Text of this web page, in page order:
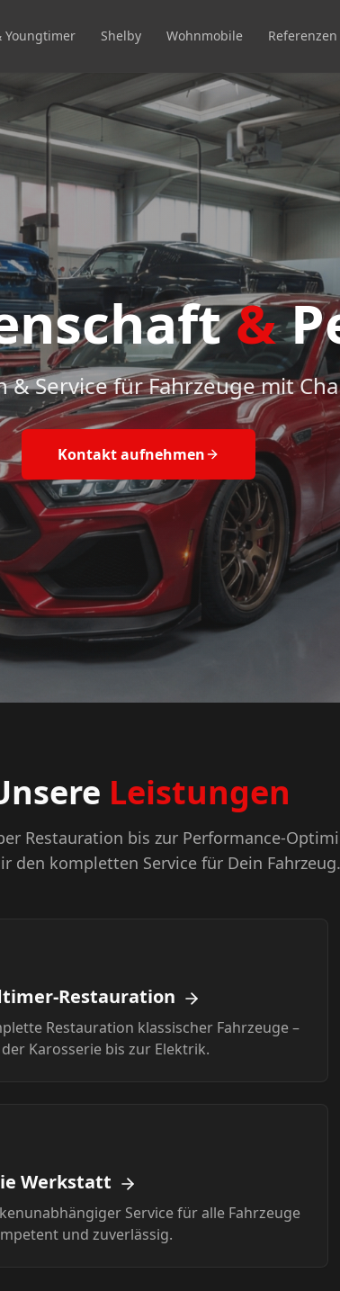
Youngtimer Shelby Wohnmobile Referenzen
&
& Service für Fahrzeuge mit
Kontakt aufnehmen
Leistungen
Restauration bis zur Performance-
den kompletten Service für Dein Fahrzeug.
Restauration
Restauration klassischer Fahrzeuge –
Karosserie bis zur Elektrik.
Werkstatt
Service für alle Fahrzeuge
und zuverlässig.